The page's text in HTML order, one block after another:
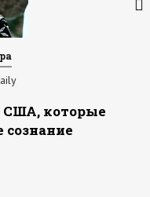
США, которые